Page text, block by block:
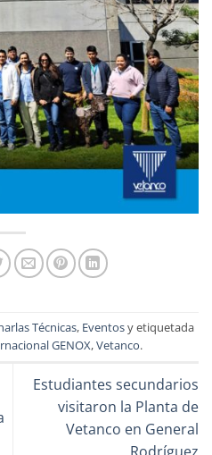
Técnicas, Eventosy etiquetada
GENOX,Vetanco.
Estudiantes secundarios
visitaron la Planta de
Vetanco en General